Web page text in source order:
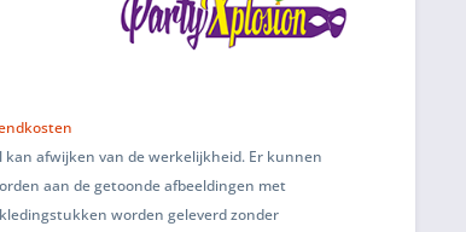
kan afwijken van de werkelijkheid. Er kunnen
aan de getoonde afbeeldingen met
worden geleverd zonder